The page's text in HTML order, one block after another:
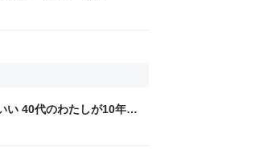
い 40代のわたしが10年後